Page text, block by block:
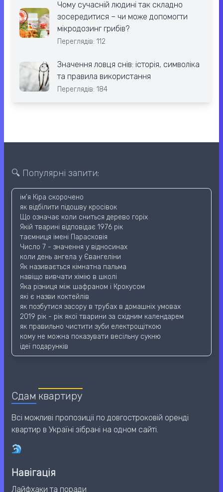
Чому сучасній людині так складно
зосередитися – чи може допомогти
мікродозинг грибів?
Переглядів: 112
Значення ловця снів: історія, символіка
та правила використання
Переглядів: 184
🔍 Популярні запити:
ім'я Кіра скорочено
як відбілити підошву кросівок
Що означає коли сниться дерево горіх
Якій тварині відповідає 1976 рік
таємниця імені Парасковія
Число 7 - значення у відносинах
коли день ангела у Євангеліни
Як називається кімнатна пальма
навіщо вивчати хімію в школі
Яка різниця між шафраном і Крокусом
які є назви коктейлів
як позбутися засору в трубах в домашніх умовах
2019 рік - рік якої тварини за східним календарем
як правильно чистити зуби електрощіткою
кому не можна показувати весільну сукню
ідеї подарунків
Сдам квартиру
Всі можливі пропозиціі по довгостроковій оренді
квартир в Україні зібрані на одном сайті.
Навігація
Лайфхаки та поради